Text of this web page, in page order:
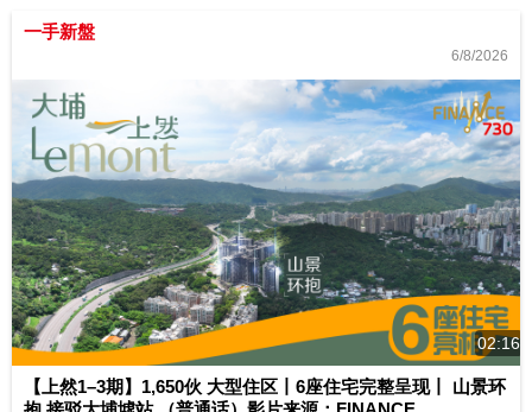
一手新盤
6/8/2026
02:16
【上然1–3期】1,650伙 大型住区丨6座住宅完整呈现丨 山景环